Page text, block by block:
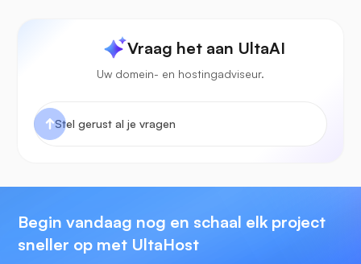
Vraag het aan UltaAI
Uw domein- en hostingadviseur.
Begin vandaag nog en schaal elk project
sneller op met UltaHost